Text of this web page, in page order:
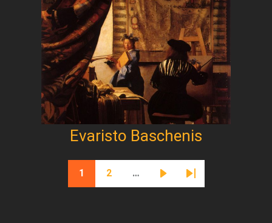
Evaristo Baschenis
Paginación
Página actual
1
Página
2 …
Siguiente página
Última página